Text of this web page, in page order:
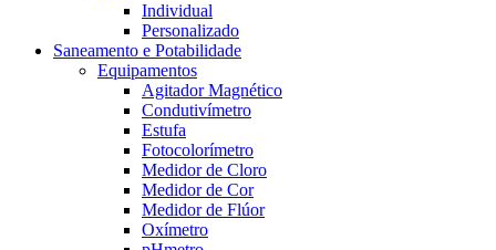
Individual
Personalizado
Saneamento e Potabilidade
Equipamentos
Agitador Magnético
Condutivímetro
Estufa
Fotocolorímetro
Medidor de Cloro
Medidor de Cor
Medidor de Flúor
Oxímetro